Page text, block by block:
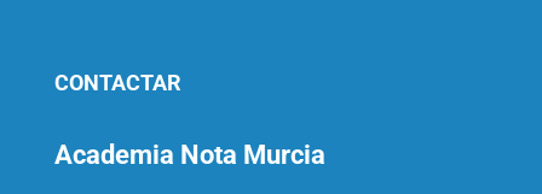
CONTACTAR
Academia Nota Murcia